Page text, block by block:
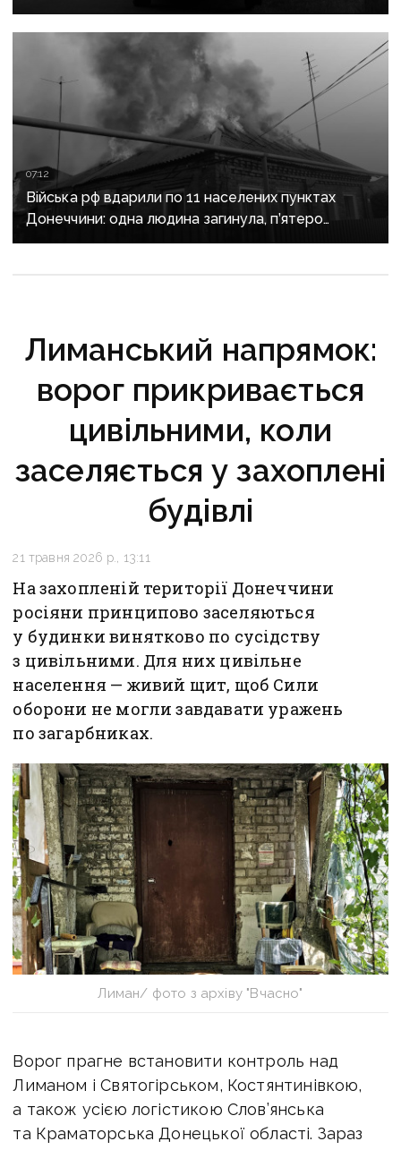
підрозділи й поновила атаки тритонними
авіабомбами
07:12
Війська рф вдарили по 11 населених пунктах
Донеччини: одна людина загинула, п’ятеро
поранені
Лиманський напрямок:
ворог прикривається
цивільними, коли
заселяється у захоплені
будівлі
21 травня 2026 р., 13:11
На захопленій території Донеччини
росіяни принципово заселяються
у будинки винятково по сусідству
з цивільними. Для них цивільне
населення — живий щит, щоб Сили
оборони не могли завдавати уражень
по загарбниках.
Лиман/ фото з архіву "Вчасно"
Ворог прагне встановити контроль над
Лиманом і Святогірськом, Костянтинівкою,
а також усією логістикою Слов’янська
та Краматорська Донецької області. Зараз